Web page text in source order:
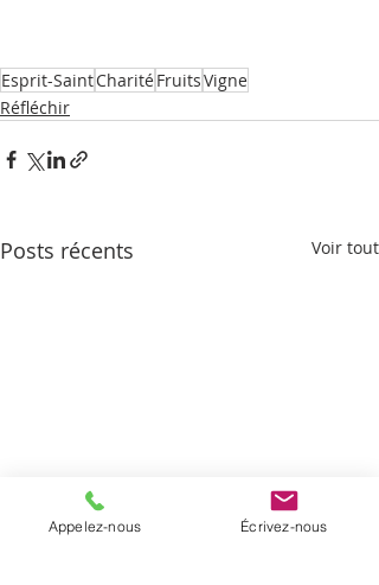
Esprit-SaintCharitéFruitsVigne
Réfléchir
Posts récents Voir tout
Appelez-nous Écrivez-nous